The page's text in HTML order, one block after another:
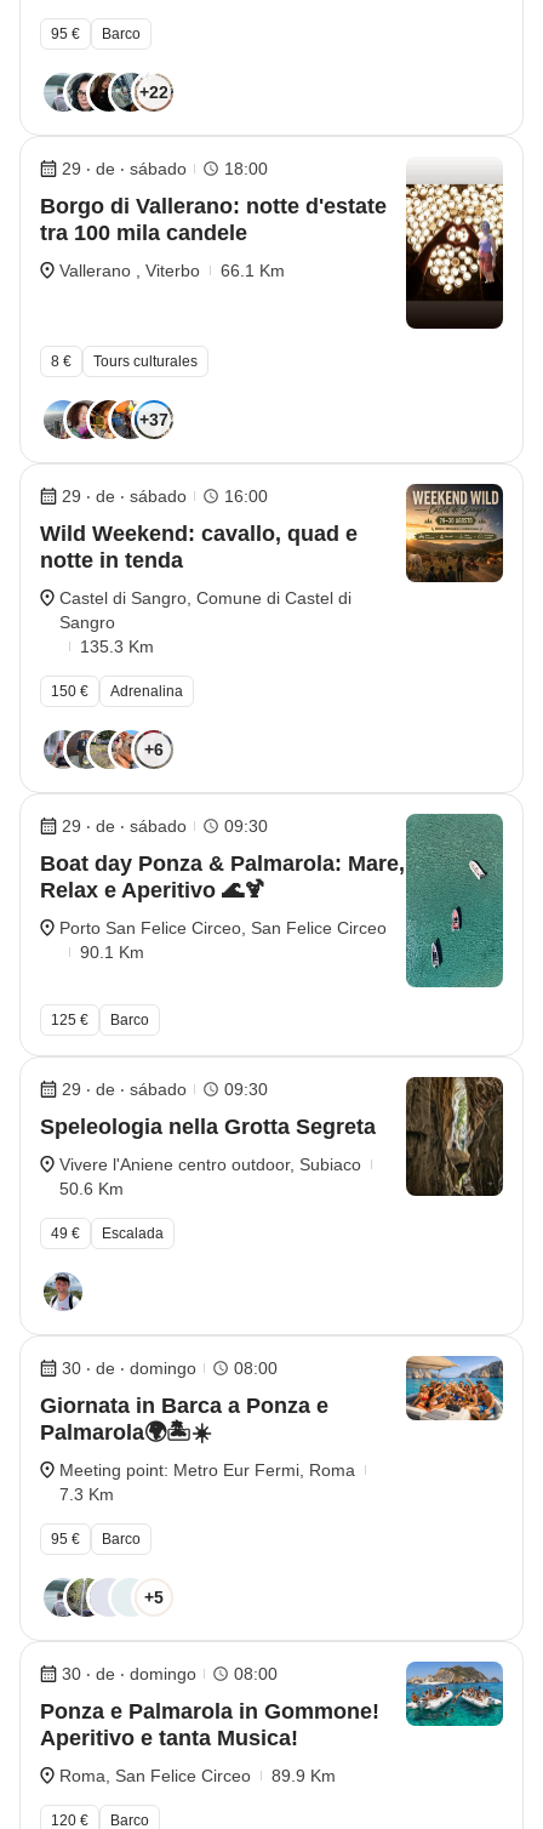
95 € Barco
+22
29 ‧ de ‧ sábado 18:00
Borgo di Vallerano: notte d'estate
tra 100 mila candele
Vallerano , Viterbo 66.1 Km
8 € Tours culturales
+37
29 ‧ de ‧ sábado 16:00
Wild Weekend: cavallo, quad e
notte in tenda
Castel di Sangro, Comune di Castel di
Sangro
135.3 Km
150 € Adrenalina
+6
29 ‧ de ‧ sábado 09:30
Boat day Ponza & Palmarola: Mare,
Relax e Aperitivo 🌊🍹
Porto San Felice Circeo, San Felice Circeo
90.1 Km
125 € Barco
29 ‧ de ‧ sábado 09:30
Speleologia nella Grotta Segreta
Vivere l'Aniene centro outdoor, Subiaco
50.6 Km
49 € Escalada
30 ‧ de ‧ domingo 08:00
Giornata in Barca a Ponza e
Palmarola🌍🏝️☀️
Meeting point: Metro Eur Fermi, Roma
7.3 Km
95 € Barco
+5
30 ‧ de ‧ domingo 08:00
Ponza e Palmarola in Gommone!
Aperitivo e tanta Musica!
Roma, San Felice Circeo 89.9 Km
120 € Barco